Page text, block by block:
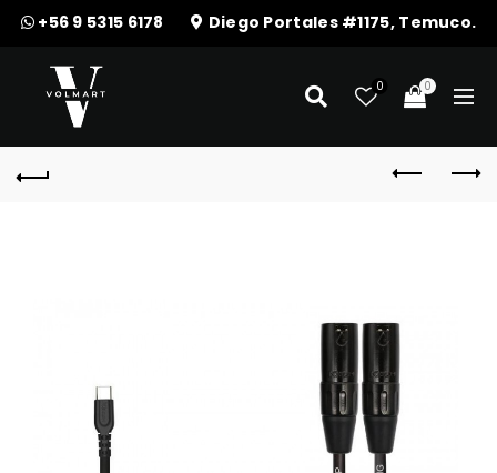
+56 9 5315 6178 Diego Portales #1175, Temuco.
0 0